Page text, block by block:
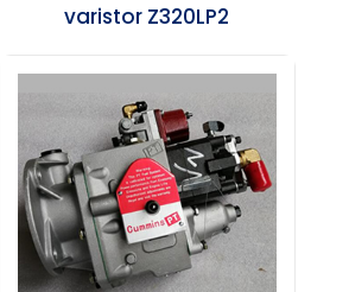
varistor Z320LP2